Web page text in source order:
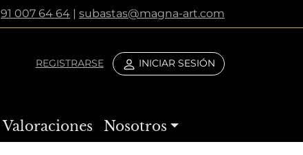
91 007 64 64 | subastas@magna-art.com
REGISTRARSE INICIAR SESIÓN
Valoraciones Nosotros